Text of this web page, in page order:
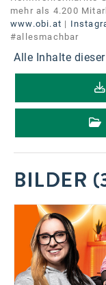
mehr als 4.200
www.obi.at |
#allesmachbar
Alle Inhalte
BILDER